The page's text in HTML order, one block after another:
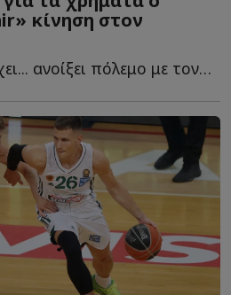
κίνηση στον
Ο Τόμας Γουόκαπ έχει... ανοίξει πόλεμο με τον Ολυμπιακό κ...